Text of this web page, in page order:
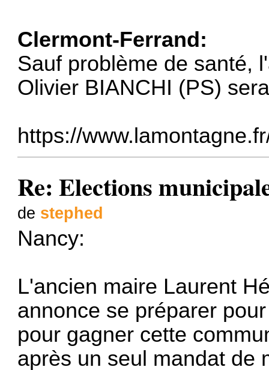
Clermont-Ferrand:
Sauf problème de santé,
Olivier BIANCHI (PS)
https://
Re: Elections
de stephed
Nancy:
L'ancien maire Laurent
annonce se préparer
pour gagner cette
après un seul mandat de